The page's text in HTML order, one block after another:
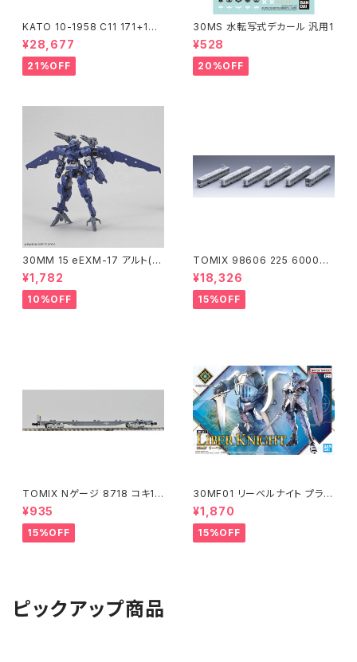
KATO 10-1958 C11 171+14
系｢SL冬の湿原号｣ 6両セット
特企品 Nゲージ 鉄道模型 北海
道（新品 在庫品）
¥28,677
21%OFF
30MS 水転写式デカール 汎用1
¥528
20%OFF
30MM 15 eEXM-17 アルト(空
中戦仕様)ネイビー
¥1,782
10%OFF
TOMIX 98606 225 6000系
(6両) 鉄道模型
¥18,326
15%OFF
TOMIX Nゲージ 8718 コキ10
7 (増備型・コンテナなし) 鉄道
模型
¥935
15%OFF
30MF01 リーベルナイト プラモ
デル（新品 在庫品）
¥1,870
15%OFF
ピックアップ商品